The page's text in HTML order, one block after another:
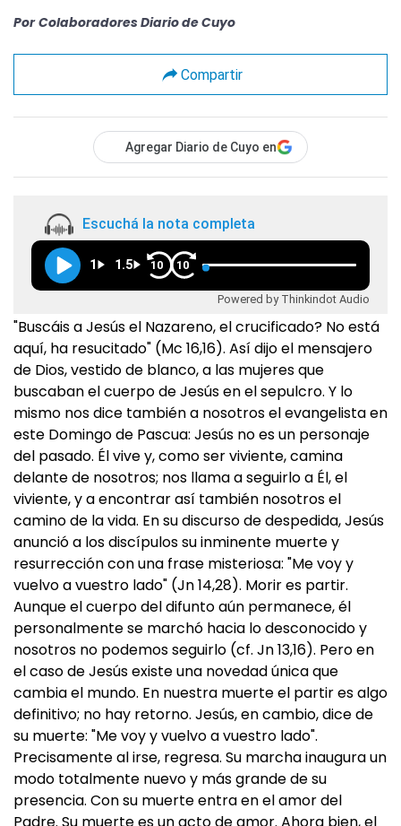
Por Colaboradores Diario de Cuyo
Compartir
Agregar Diario de Cuyo en
Escuchá la nota completa
1 1.5 10 10
Powered by Thinkindot Audio
"Buscáis a Jesús el Nazareno, el crucificado? No está
aquí, ha resucitado" (Mc 16,16). Así dijo el mensajero
de Dios, vestido de blanco, a las mujeres que
buscaban el cuerpo de Jesús en el sepulcro. Y lo
mismo nos dice también a nosotros el evangelista en
este Domingo de Pascua: Jesús no es un personaje
del pasado. Él vive y, como ser viviente, camina
delante de nosotros; nos llama a seguirlo a Él, el
viviente, y a encontrar así también nosotros el
camino de la vida. En su discurso de despedida, Jesús
anunció a los discípulos su inminente muerte y
resurrección con una frase misteriosa: "Me voy y
vuelvo a vuestro lado" (Jn 14,28). Morir es partir.
Aunque el cuerpo del difunto aún permanece, él
personalmente se marchó hacia lo desconocido y
nosotros no podemos seguirlo (cf. Jn 13,16). Pero en
el caso de Jesús existe una novedad única que
cambia el mundo. En nuestra muerte el partir es algo
definitivo; no hay retorno. Jesús, en cambio, dice de
su muerte: "Me voy y vuelvo a vuestro lado".
Precisamente al irse, regresa. Su marcha inaugura un
modo totalmente nuevo y más grande de su
presencia. Con su muerte entra en el amor del